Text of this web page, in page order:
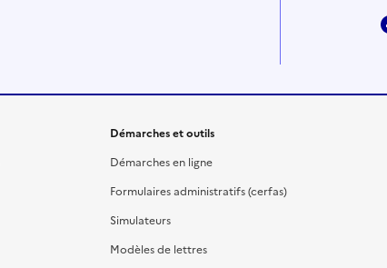
Démarches et outils
Démarches en ligne
Formulaires administratifs (cerfas)
Simulateurs
Modèles de lettres